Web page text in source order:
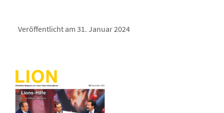
Veröffentlicht am 31. Januar 2024